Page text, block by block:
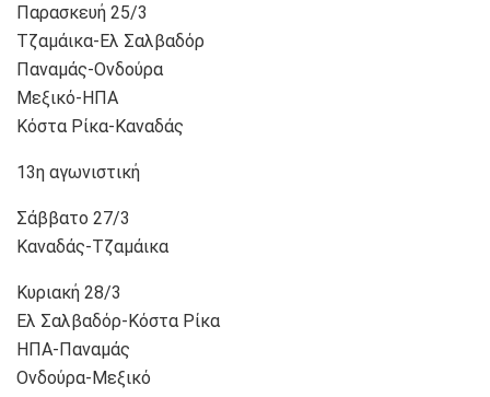
Παρασκευή 25/3
Τζαμάικα-Ελ Σαλβαδόρ
Παναμάς-Ονδούρα
Μεξικό-ΗΠΑ
Κόστα Ρίκα-Καναδάς
13η αγωνιστική
Σάββατο 27/3
Καναδάς-Τζαμάικα
Κυριακή 28/3
Ελ Σαλβαδόρ-Κόστα Ρίκα
ΗΠΑ-Παναμάς
Ονδούρα-Μεξικό